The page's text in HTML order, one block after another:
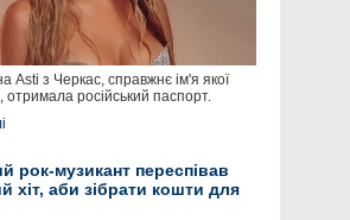
Asti з Черкас, справжнє ім'я якої
отримала російський паспорт.
рок-музикант переспівав
хіт, аби зібрати кошти для